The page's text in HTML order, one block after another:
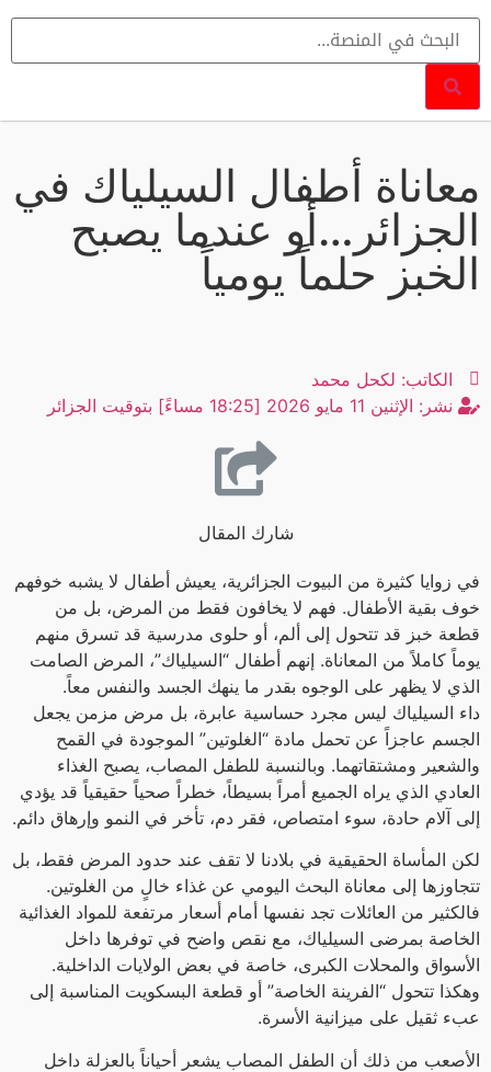
معاناة أطفال السيلياك في
الجزائر…أو عندما يصبح
الخبز حلماً يومياً
الكاتب: لكحل محمد
نشر: الإثنين 11 مايو 2026 [18:25 مساءً] بتوقيت الجزائر
شارك المقال
في زوايا كثيرة من البيوت الجزائرية، يعيش أطفال لا يشبه خوفهم
خوف بقية الأطفال. فهم لا يخافون فقط من المرض، بل من
قطعة خبز قد تتحول إلى ألم، أو حلوى مدرسية قد تسرق منهم
يوماً كاملاً من المعاناة. إنهم أطفال “السيلياك”، المرض الصامت
الذي لا يظهر على الوجوه بقدر ما ينهك الجسد والنفس معاً.
داء السيلياك ليس مجرد حساسية عابرة، بل مرض مزمن يجعل
الجسم عاجزاً عن تحمل مادة “الغلوتين” الموجودة في القمح
والشعير ومشتقاتهما. وبالنسبة للطفل المصاب، يصبح الغذاء
العادي الذي يراه الجميع أمراً بسيطاً، خطراً صحياً حقيقياً قد يؤدي
إلى آلام حادة، سوء امتصاص، فقر دم، تأخر في النمو وإرهاق دائم.
لكن المأساة الحقيقية في بلادنا لا تقف عند حدود المرض فقط، بل
تتجاوزها إلى معاناة البحث اليومي عن غذاء خالٍ من الغلوتين.
فالكثير من العائلات تجد نفسها أمام أسعار مرتفعة للمواد الغذائية
الخاصة بمرضى السيلياك، مع نقص واضح في توفرها داخل
الأسواق والمحلات الكبرى، خاصة في بعض الولايات الداخلية.
وهكذا تتحول “الفرينة الخاصة” أو قطعة البسكويت المناسبة إلى
عبء ثقيل على ميزانية الأسرة.
الأصعب من ذلك أن الطفل المصاب يشعر أحياناً بالعزلة داخل